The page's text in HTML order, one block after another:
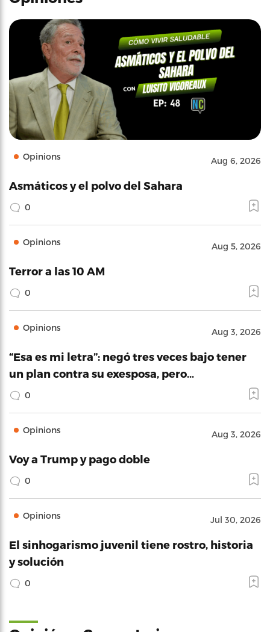
Opinions Aug 6, 2026
Asmáticos y el polvo del Sahara
0
Opinions Aug 5, 2026
Terror a las 10 AM
0
Opinions Aug 3, 2026
“Esa es mi letra”: negó tres veces bajo tener
un plan contra su exesposa, pero…
0
Opinions Aug 3, 2026
Voy a Trump y pago doble
0
Opinions Jul 30, 2026
El sinhogarismo juvenil tiene rostro, historia
y solución
0